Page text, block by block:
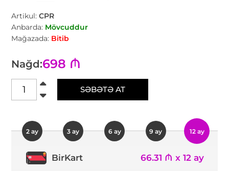
Artikul:CPR
Anbarda: Mövcuddur
Mağazada: Bitib
Nağd:698 ₼
SƏBƏTƏ AT
2 ay 3 ay 6 ay 9 ay 12 ay
BirKart 66.31 ₼ x 12 ay